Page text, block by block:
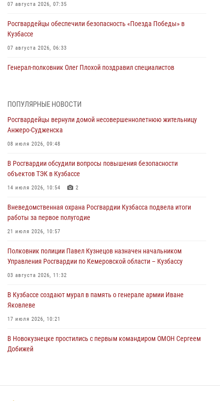
07 августа 2026, 07:35
Росгвардейцы обеспечили безопасность «Поезда Победы» в
Кузбассе
07 августа 2026, 06:33
Генерал-полковник Олег Плохой поздравил специалистов
07 августа 2026, 05:32
С 1 сентября 2026 года вступает в силу новый федеральный закон о
частной охранной деятельности
06 августа 2026, 10:19
Росгвардейцы задержали предполагаемого виновника причинения
ножевого ранения кемеровчанину
06 августа 2026, 09:18
Росгвардейцы задержали мужчину, повредившего имущество
горожанки
06 августа 2026, 08:17
Росгвардейцы пресекли противоправные действия и защитили
новокузнечанку от агрессивного знакомого
06 августа 2026, 07:16
ПОПУЛЯРНЫЕ НОВОСТИ
Росгвардейцы вернули домой несовершеннолетнюю жительницу
Анжеро-Судженска
08 июля 2026, 09:48
В Росгвардии обсудили вопросы повышения безопасности
объектов ТЭК в Кузбассе
14 июля 2026, 10:54 2
Вневедомственная охрана Росгвардии Кузбасса подвела итоги
работы за первое полугодие
21 июля 2026, 10:57
Полковник полиции Павел Кузнецов назначен начальником
Управления Росгвардии по Кемеровской области – Кузбассу
03 августа 2026, 11:32
В Кузбассе создают мурал в память о генерале армии Иване
Яковлеве
17 июля 2026, 10:21
В Новокузнецке простились с первым командиром ОМОН Сергеем
Добижей